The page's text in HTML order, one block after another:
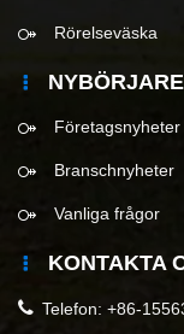
Rörelseväska
NYBÖRJARE
Företagsnyheter
Branschnyheter
Vanliga frågor
KONTAKTA
Telefon: +86-